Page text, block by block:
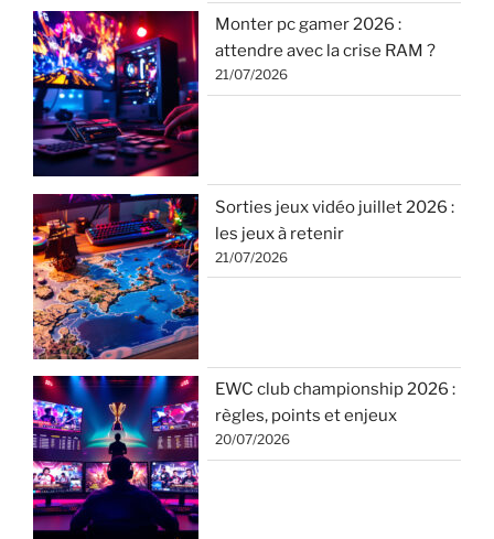
Monter pc gamer 2026 :
attendre avec la crise RAM ?
21/07/2026
Sorties jeux vidéo juillet 2026 :
les jeux à retenir
21/07/2026
EWC club championship 2026 :
règles, points et enjeux
20/07/2026